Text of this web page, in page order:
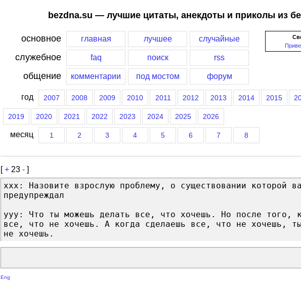
bezdna.su — лучшие цитаты, анекдоты и приколы из
основное главная лучшее случайные
служебное faq поиск rss
общение комментарии под мостом форум
год 2007 2008 2009 2010 2011 2012 2013 2014 2015
2019 2020 2021 2022 2023 2024 2025 2026
месяц 1 2 3 4 5 6 7 8
[+ 23 - ]
xxx: Назовите взрослую проблему, о существовании которой
предупреждал
yyy: Что ты можешь делать все, что хочешь. Но после того,
все, что не хочешь. А когда сделаешь все, что не хочешь,
не хочешь.
Eng